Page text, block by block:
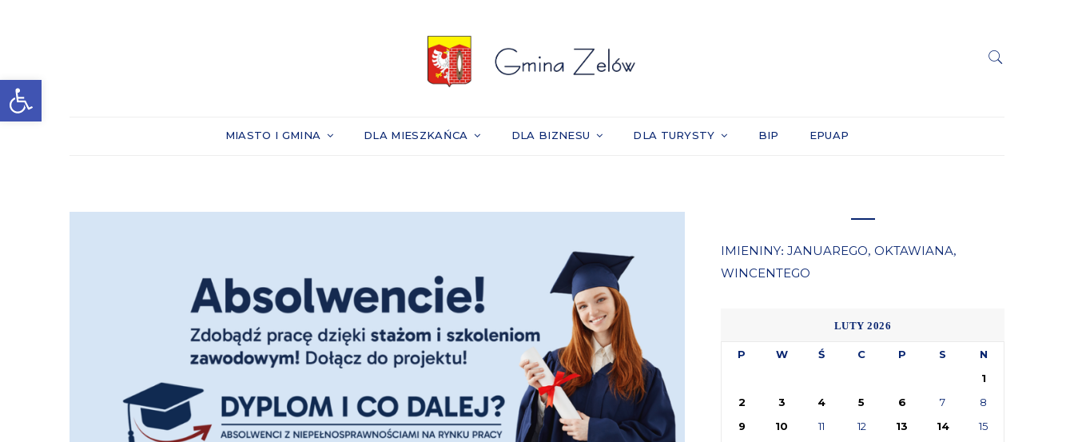
Otwórz pasek narzędzi
MIASTO I GMINA DLA MIESZKAŃCA DLA BIZNESU DLA TURYSTY BIP EPUAP
IMIENINY: JANUAREGO, OKTAWIANA,
WINCENTEGO
LUTY 2026
P W Ś C P S
N
1
2
3 4 5 6 7
8
9
10 11 12 13 14
15